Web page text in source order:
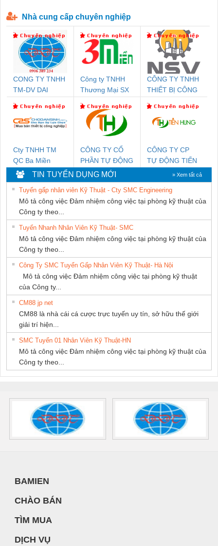
Nhà cung cấp chuyên nghiệp
CONG TY TNHH
TM-DV DAI
Công ty TNHH
Thương Mại SX
CÔNG TY TNHH
THIẾT BỊ CÔNG
SETSUBI VIỆT
NAM
Cty TNHH TM
QC Ba Miền
CÔNG TY CỔ
PHẦN TỰ ĐỘNG
TIẾN HƯNG
CÔNG TY CP
TỰ ĐỘNG TIẾN
TIN TUYỂN DỤNG MỚI » Xem tất cả
Tuyển gấp nhân viên Kỹ Thuật - Cty SMC Engineering
Mô tả công việc Đảm nhiệm công việc tại phòng kỹ thuật của
Công ty theo...
Tuyển Nhanh Nhân Viên Kỹ Thuật- SMC
Mô tả công việc Đảm nhiệm công việc tại phòng kỹ thuật của
Công ty theo...
Công Ty SMC Tuyển Gấp Nhân Viên Kỹ Thuật- Hà Nội
Mô tả công việc Đảm nhiệm công việc tại phòng kỹ thuật
của Công ty...
CM88 jp net
CM88 là nhà cái cá cược trực tuyến uy tín, sở hữu thế giới
giải trí hiện...
SMC Tuyển 01 Nhân Viên Kỹ Thuật-HN
Mô tả công việc Đảm nhiệm công việc tại phòng kỹ thuật của
Công ty theo...
BAMIEN
CHÀO BÁN
TÌM MUA
DỊCH VỤ